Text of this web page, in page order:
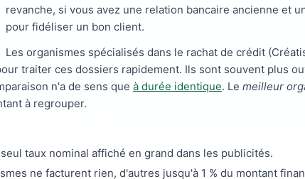
revanche, si vous avez une relation bancaire ancienne et
pour fidéliser un bon client.
Les organismes spécialisés dans le rachat de crédit
traiter ces dossiers rapidement. Ils sont souvent plus
n'a de sens que à durée identique. Le meilleur
à regrouper.
taux nominal affiché en grand dans les publicités.
ne facturent rien, d'autres jusqu'à 1 % du montant